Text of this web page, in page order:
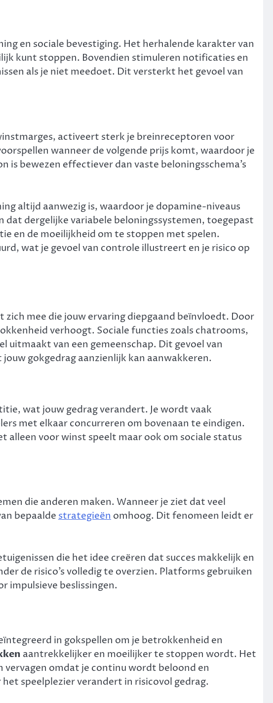
en sociale bevestiging. Het herhalende karakter van
kunt stoppen. Bovendien stimuleren notificaties en
als je niet meedoet. Dit versterkt het gevoel van
activeert sterk je breinreceptoren voor
wanneer de volgende prijs komt, waardoor je
bewezen effectiever dan vaste beloningsschema’s
altijd aanwezig is, waardoor je dopamine-niveaus
dergelijke variabele beloningssystemen, toegepast
en de moeilijkheid om te stoppen met spelen.
wat je gevoel van controle illustreert en je risico op
zich mee die jouw ervaring diepgaand beïnvloedt. Door
verhoogt. Sociale functies zoals chatrooms,
uitmaakt van een gemeenschap. Dit gevoel van
gokgedrag aanzienlijk kan aanwakkeren.
wat jouw gedrag verandert. Je wordt vaak
met elkaar concurreren om bovenaan te eindigen.
alleen voor winst speelt maar ook om sociale status
die anderen maken. Wanneer je ziet dat veel
bepaaldestrategieënomhoog. Dit fenomeen leidt er
die het idee creëren dat succes makkelijk en
de risico’s volledig te overzien. Platforms gebruiken
impulsieve beslissingen.
in gokspellen om je betrokkenheid en
aantrekkelijker en moeilijker te stoppen wordt. Het
vervagen omdat je continu wordt beloond en
speelplezier verandert in risicovol gedrag.